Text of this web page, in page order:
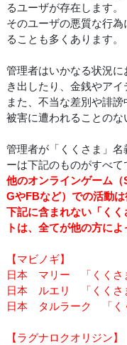
るユーザが存在します。
そのユーザの悪質な行
ることも多くあります。
管理者はいかなる状況
き出したり、金銭やアイ
また、不当な差別や誹謗
被害に遭われることのな
管理者が「くくさま」
ーは下記のものがすべて
他のオンラインゲーム
GやFBなど）での活動は
下記に含まれない「く
トは、全てが他の方によ
【マビノギ】
日本 マリー 「くくさ
日本 ルエリ 「くくさ
日本 タルラーク 「く
【ラグナロクオリジン】